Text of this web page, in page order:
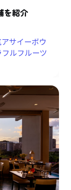
を紹介
サイーボウ
ルフルーツ